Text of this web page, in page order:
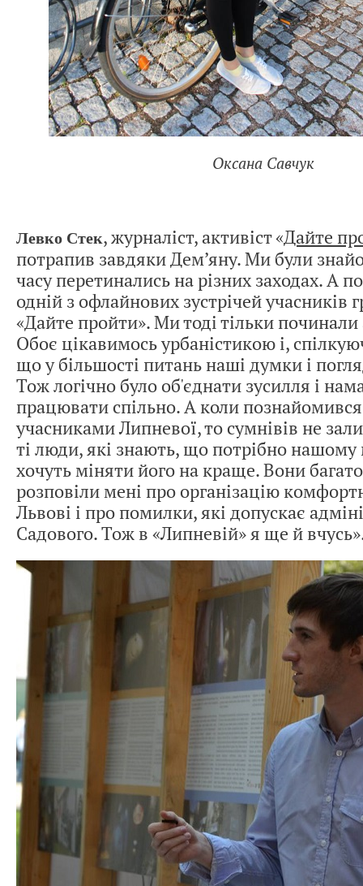
Оксана Савчук
Левко Стек, журналіст, активіст «Дайте
потрапив завдяки Дем’яну. Ми були
часу перетинались на різних заходах. А
одній з офлайнових зустрічей учасників
«Дайте пройти». Ми тоді тільки
Обоє цікавимось урбаністикою і,
що у більшості питань наші думки і
Тож логічно було об'єднати зусилля і
працювати спільно. А коли
учасниками Липневої, то сумнівів не
ті люди, які знають, що потрібно нашому
хочуть міняти його на краще. Вони
розповіли мені про організацію
Львові і про помилки, які допускає
Садового. Тож в «Липневій» я ще й